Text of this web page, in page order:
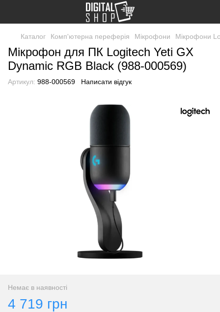
Каталог Комп'ютерна переферія Мікрофони Мікрофони
Мікрофон для ПК Logitech Yeti GX
Dynamic RGB Black (988-000569)
Артикул: 988-000569 Написати відгук
Немає в наявності
4 719 грн